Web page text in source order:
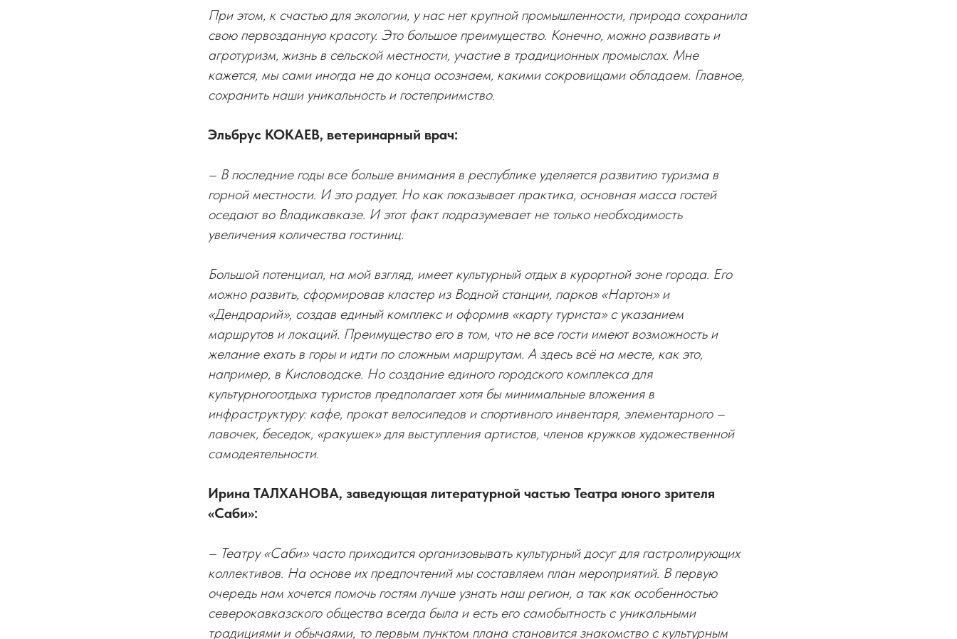
При этом, к счастью для экологии, у нас нет крупной промышленности, природа сохранила
свою первозданную красоту. Это большое преимущество. Конечно, можно развивать и
агротуризм, жизнь в сельской местности, участие в традиционных промыслах. Мне
кажется, мы сами иногда не до конца осознаем, какими сокровищами обладаем. Главное,
сохранить наши уникальность и гостеприимство.
Эльбрус КОКАЕВ, ветеринарный врач:
– В последние годы все больше внимания в республике уделяется развитию туризма в
горной местности. И это радует. Но как показывает практика, основная масса гостей
оседают во Владикавказе. И этот факт подразумевает не только необходимость
увеличения количества гостиниц.
Большой потенциал, на мой взгляд, имеет культурный отдых в курортной зоне города. Его
можно развить, сформировав кластер из Водной станции, парков «Нартон» и
«Дендрарий», создав единый комплекс и оформив «карту туриста» с указанием
маршрутов и локаций. Преимущество его в том, что не все гости имеют возможность и
желание ехать в горы и идти по сложным маршрутам. А здесь всё на месте, как это,
например, в Кисловодске. Но создание единого городского комплекса для
культурногоотдыха туристов предполагает хотя бы минимальные вложения в
инфраструктуру: кафе, прокат велосипедов и спортивного инвентаря, элементарного –
лавочек, беседок, «ракушек» для выступления артистов, членов кружков художественной
самодеятельности.
Ирина ТАЛХАНОВА, заведующая литературной частью Театра юного зрителя
«Саби»:
– Театру «Саби» часто приходится организовывать культурный досуг для гастролирующих
коллективов. На основе их предпочтений мы составляем план мероприятий. В первую
очередь нам хочется помочь гостям лучше узнать наш регион, а так как особенностью
северокавказского общества всегда была и есть его самобытность с уникальными
традициями и обычаями, то первым пунктом плана становится знакомство с культурным